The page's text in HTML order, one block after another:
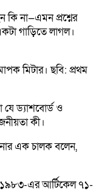
কি না—এমন প্রশ্নের
গাড়িতে লাগল।
যে ড্যাশবোর্ড ও
কী।
এক চালক বলেন,
১৯৮৩-এর আর্টিকেল ৭১-